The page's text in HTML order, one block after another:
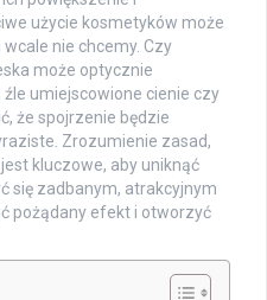
użycie kosmetyków może
nie chcemy. Czy
może optycznie
umiejscowione cienie czy
że spojrzenie będzie
Zrozumienie zasad,
kluczowe, aby uniknąć
się zadbanym, atrakcyjnym
pożądany efekt i otworzyć